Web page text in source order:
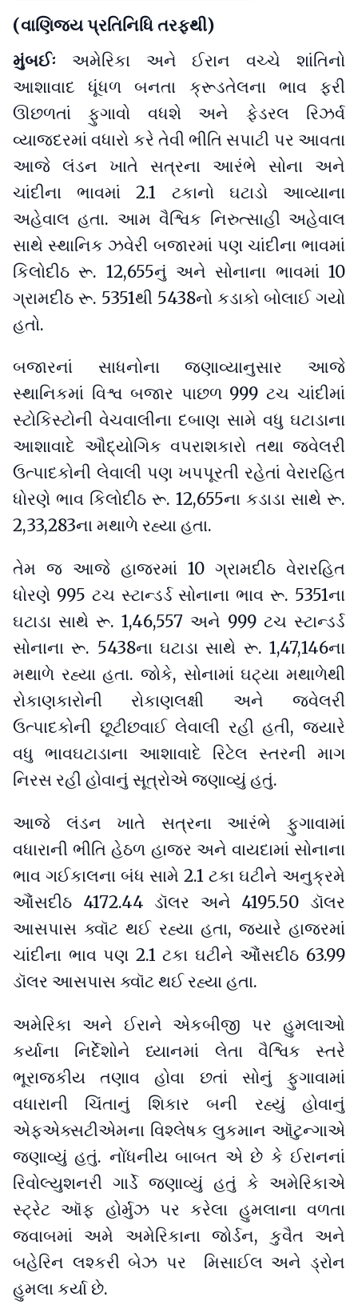
(વાણિજ્ય પ્રતિનિધિ તરફથી)
મુંબઈઃ અમેરિકા અને ઈરાન વચ્ચે શાંતિનો
આશાવાદ ધૂંધળ બનતા ક્રૂડતેલના ભાવ ફરી
ઊછળતાં ફુગાવો વધશે અને ફેડરલ રિઝર્વ
વ્યાજદરમાં વધારો કરે તેવી ભીતિ સપાટી પર આવતા
આજે લંડન ખાતે સત્રના આરંભે સોના અને
ચાંદીના ભાવમાં 2.1 ટકાનો ઘટાડો આવ્યાના
અહેવાલ હતા. આમ વૈશ્વિક નિરુત્સાહી અહેવાલ
સાથે સ્થાનિક ઝવેરી બજારમાં પણ ચાંદીના ભાવમાં
કિલોદીઠ રૂ. 12,655નું અને સોનાના ભાવમાં 10
ગ્રામદીઠ રૂ. 5351થી 5438નો કડાકો બોલાઈ ગયો
હતો.
બજારનાં સાધનોના જણાવ્યાનુસાર આજે
સ્થાનિકમાં વિશ્વ બજાર પાછળ 999 ટચ ચાંદીમાં
સ્ટોકિસ્ટોની વેચવાલીના દબાણ સામે વધુ ઘટાડાના
આશાવાદે ઔદ્યોગિક વપરાશકારો તથા જ્વેલરી
ઉત્પાદકોની લેવાલી પણ ખપપૂરતી રહેતાં વેરારહિત
ધોરણે ભાવ કિલોદીઠ રૂ. 12,655ના કડાડા સાથે રૂ.
2,33,283ના મથાળે રહ્યા હતા.
તેમ જ આજે હાજરમાં 10 ગ્રામદીઠ વેરારહિત
ધોરણે 995 ટચ સ્ટાન્ડર્ડ સોનાના ભાવ રૂ. 5351ના
ઘટાડા સાથે રૂ. 1,46,557 અને 999 ટચ સ્ટાન્ડર્ડ
સોનાના રૂ. 5438ના ઘટાડા સાથે રૂ. 1,47,146ના
મથાળે રહ્યા હતા. જોકે, સોનામાં ઘટ્યા મથાળેથી
રોકાણકારોની રોકાણલક્ષી અને જ્વેલરી
ઉત્પાદકોની છૂટીછવાઈ લેવાલી રહી હતી, જ્યારે
વધુ ભાવઘટાડાના આશાવાદે રિટેલ સ્તરની માગ
નિરસ રહી હોવાનું સૂત્રોએ જણાવ્યું હતું.
આજે લંડન ખાતે સત્રના આરંભે ફુગાવામાં
વધારાની ભીતિ હેઠળ હાજર અને વાયદામાં સોનાના
ભાવ ગઈકાલના બંધ સામે 2.1 ટકા ઘટીને અનુક્રમે
આૈંસદીઠ 4172.44 ડૉલર અને 4195.50 ડૉલર
આસપાસ ક્વૉટ થઈ રહ્યા હતા, જ્યારે હાજરમાં
ચાંદીના ભાવ પણ 2.1 ટકા ઘટીને આૈંસદીઠ 63.99
ડૉલર આસપાસ ક્વૉટ થઈ રહ્યા હતા.
અમેરિકા અને ઈરાને એકબીજી પર હુમલાઓ
કર્યાના નિર્દેશોને ધ્યાનમાં લેતા વૈશ્વિક સ્તરે
ભૂરાજકીય તણાવ હોવા છતાં સોનું ફુગાવામાં
વધારાની ચિંતાનું શિકાર બની રહ્યું હોવાનું
એફએક્સટીએમના વિશ્લેષક લુકમાન ઑટુન્ગાએ
જણાવ્યું હતું. નોંધનીય બાબત એ છે કે ઈરાનનાં
રિવોલ્યુશનરી ગાર્ડે જણાવ્યું હતું કે અમેરિકાએ
સ્ટ્રેટ ઑફ હોર્મુઝ પર કરેલા હુમલાના વળતા
જવાબમાં અમે અમેરિકાના જોર્ડન, કુવૈત અને
બહેરિન લશ્કરી બેઝ પર મિસાઈલ અને ડ્રોન
હુમલા કર્યા છે.